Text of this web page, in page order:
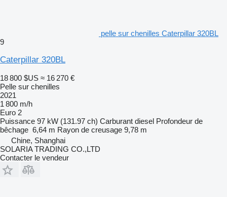
pelle sur chenilles Caterpillar 320BL
9
Caterpillar 320BL
18 800 $US ≈ 16 270 €
Pelle sur chenilles
2021
1 800 m/h
Euro 2
Puissance 97 kW (131.97 ch) Carburant diesel Profondeur de
bêchage 6,64 m Rayon de creusage 9,78 m
Chine, Shanghai
SOLARIA TRADING CO.,LTD
Contacter le vendeur